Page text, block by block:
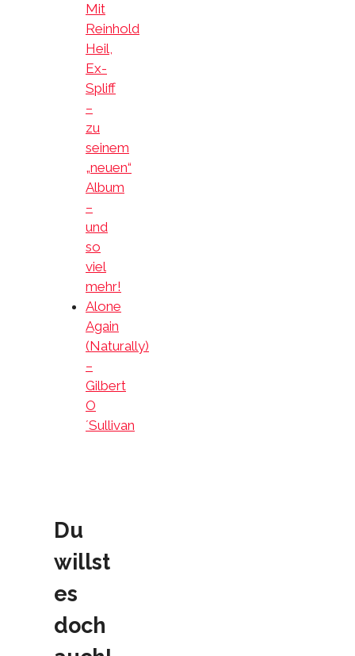
Mit
Reinhold
Heil,
Ex-
Spliff
–
zu
seinem
„neuen“
Album
–
und
so
viel
mehr!
Alone
Again
(Naturally)
–
Gilbert
O
´Sullivan
Du
willst
es
doch